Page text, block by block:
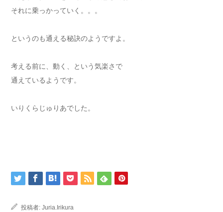
それに乗っかっていく。。。
というのも通える秘訣のようですよ。
考える前に、動く、という気楽さで
通えているようです。
いりくらじゅりあでした。
投稿者: Juria.Irikura